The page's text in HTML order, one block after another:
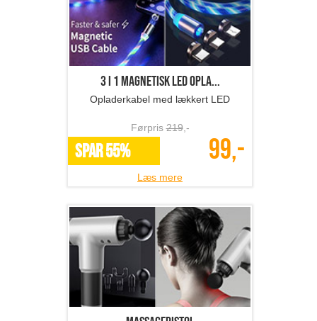
3 i 1 magnetisk LED opla...
Opladerkabel med lækkert LED
Førpris219,-
SPAR 55% 99,-
Læs mere